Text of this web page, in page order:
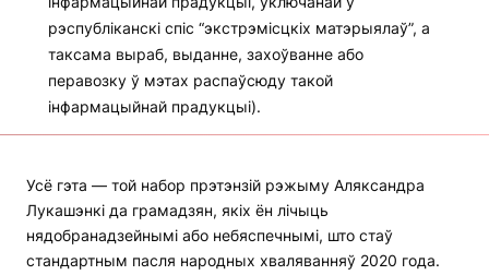
рэспубліканскі спіс “экстрэмісцкіх матэрыялаў”, а
таксама выраб, выданне, захоўванне або
перавозку ў мэтах распаўсюду такой
інфармацыйнай прадукцыі).
Усё гэта — той набор прэтэнзій рэжыму Аляксандра
Лукашэнкі да грамадзян, якіх ён лічыць
нядобранадзейнымі або небяспечнымі, што стаў
стандартным пасля народных хваляванняў 2020 года.